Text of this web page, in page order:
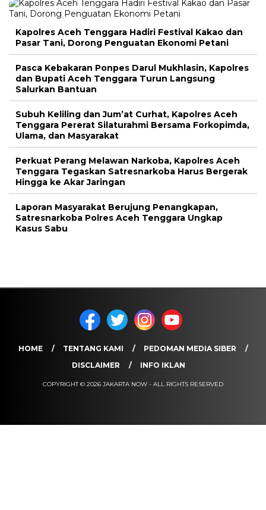
Kapolres Aceh Tenggara Hadiri Festival Kakao dan
Pasar Tani, Dorong Penguatan Ekonomi Petani
Pasca Kebakaran Ponpes Darul Mukhlasin, Kapolres
dan Bupati Aceh Tenggara Turun Langsung
Salurkan Bantuan
Subuh Keliling dan Jum’at Curhat, Kapolres Aceh
Tenggara Pererat Silaturahmi Bersama Forkopimda,
Ulama, dan Masyarakat
Perkuat Perang Melawan Narkoba, Kapolres Aceh
Tenggara Tegaskan Satresnarkoba Harus Bergerak
Hingga ke Akar Jaringan
Laporan Masyarakat Berujung Penangkapan,
Satresnarkoba Polres Aceh Tenggara Ungkap
Kasus Sabu
HOME TENTANG KAMI
PEDOMAN MEDIA SIBER
DISCLAIMER
INFO IKLAN
COPYRIGHT © 2026 JAKARTA NOW - ALL RIGHTS RESERVED